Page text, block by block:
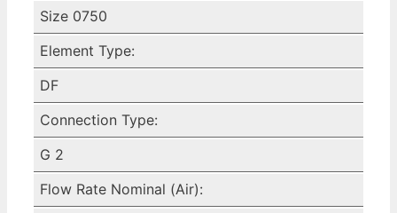
Size 0750
Element Type:
DF
Connection Type:
G 2
Flow Rate Nominal (Air):